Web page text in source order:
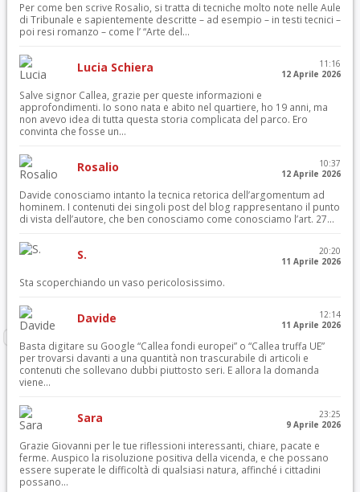
Per come ben scrive Rosalio, si tratta di tecniche molto note nelle Aule
di Tribunale e sapientemente descritte – ad esempio – in testi tecnici –
poi resi romanzo – come l’ “Arte del...
Lucia Schiera
11:16
12 Aprile 2026
Salve signor Callea, grazie per queste informazioni e
approfondimenti. Io sono nata e abito nel quartiere, ho 19 anni, ma
non avevo idea di tutta questa storia complicata del parco. Ero
convinta che fosse un...
Rosalio
10:37
12 Aprile 2026
Davide conosciamo intanto la tecnica retorica dell’argomentum ad
hominem. I contenuti dei singoli post del blog rappresentano il punto
di vista dell’autore, che ben conosciamo come conosciamo l’art. 27...
S.
20:20
11 Aprile 2026
Sta scoperchiando un vaso pericolosissimo.
Davide
12:14
11 Aprile 2026
Basta digitare su Google “Callea fondi europei” o “Callea truffa UE”
per trovarsi davanti a una quantità non trascurabile di articoli e
contenuti che sollevano dubbi piuttosto seri. E allora la domanda
viene...
Sara
23:25
9 Aprile 2026
Grazie Giovanni per le tue riflessioni interessanti, chiare, pacate e
ferme. Auspico la risoluzione positiva della vicenda, e che possano
essere superate le difficoltà di qualsiasi natura, affinché i cittadini
possano...